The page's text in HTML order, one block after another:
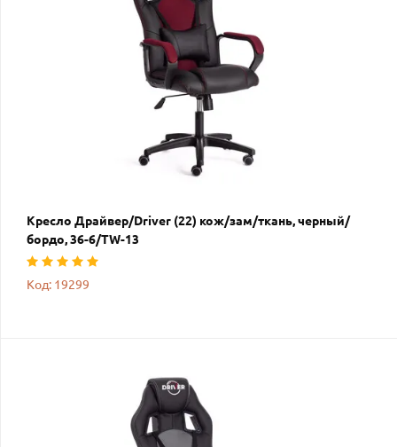
Кресло Драйвер/Driver (22) кож/зам/ткань, черный/
бордо, 36-6/TW-13
Код: 19299